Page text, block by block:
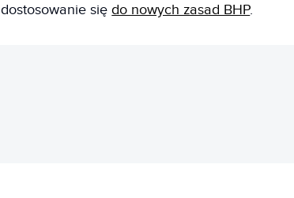
dostosowanie siędo nowych zasad BHP.